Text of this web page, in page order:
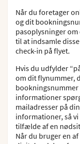
Når du foretager
og dit
pasoplysninger
til at indsamle
check-in på flyet.
Hvis du udfylder
om dit flynummer,
bookningsnummer
informationer
mailadresser på
informationer, så
tilfælde af en
Når du bruger en